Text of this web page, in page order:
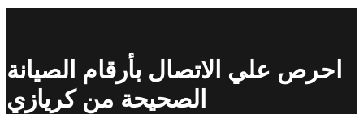
احرص علي الاتصال بأرقام الصيانة
الصحيحة من كريازي